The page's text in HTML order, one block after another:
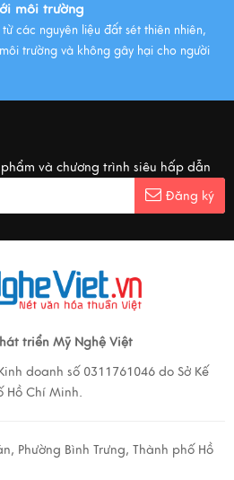
môi trường
các nguyên liệu đất sét thiên nhiên,
trường và không gây hại cho người
và chương trình siêu hấp dẫn
Đăng ký
triển Mỹ Nghệ Việt
doanh số 0311761046 do Sở Kế
Hồ Chí Minh.
Phường Bình Trưng, Thành phố Hồ